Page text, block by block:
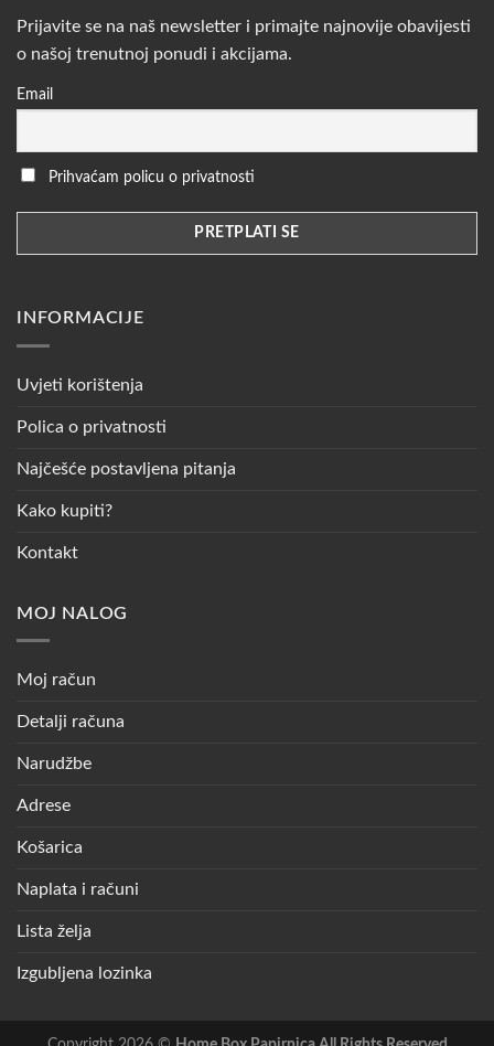
Prijavite se na naš newsletter i primajte najnovije obavijesti
o našoj trenutnoj ponudi i akcijama.
Email
Prihvaćam policu o privatnosti
INFORMACIJE
Uvjeti korištenja
Polica o privatnosti
Najčešće postavljena pitanja
Kako kupiti?
Kontakt
MOJ NALOG
Moj račun
Detalji računa
Narudžbe
Adrese
Košarica
Naplata i računi
Lista želja
Izgubljena lozinka